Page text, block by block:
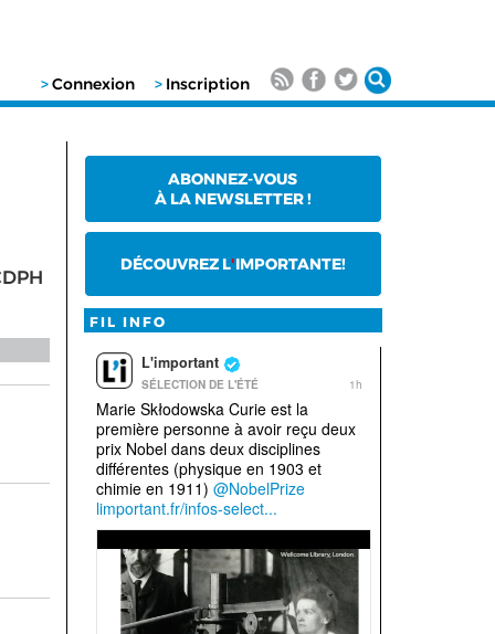
>Connexion > Inscription
ABONNEZ-VOUS
À LA NEWSLETTER !
DÉCOUVREZ L'IMPORTANTE!
FIL INFO